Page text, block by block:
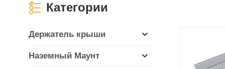
Категории
Держатель крыши
Наземный Маунт